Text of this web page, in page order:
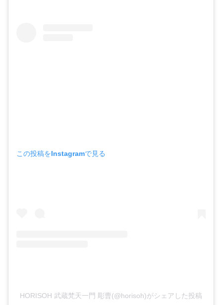
この投稿をInstagramで見る
HORISOH 武蔵梵天一門 彫曹(@horisoh)がシェアした投稿